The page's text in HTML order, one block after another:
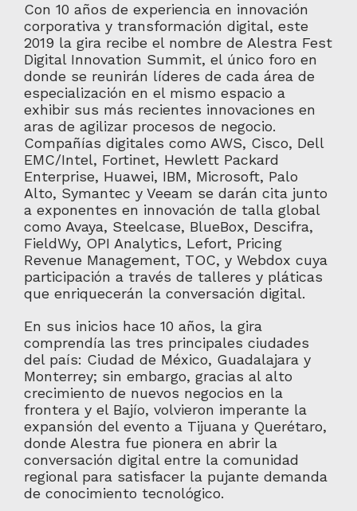
Con 10 años de experiencia en innovación
corporativa y transformación digital, este
2019 la gira recibe el nombre de Alestra Fest
Digital Innovation Summit, el único foro en
donde se reunirán líderes de cada área de
especialización en el mismo espacio a
exhibir sus más recientes innovaciones en
aras de agilizar procesos de negocio.
Compañías digitales como AWS, Cisco, Dell
EMC/Intel, Fortinet, Hewlett Packard
Enterprise, Huawei, IBM, Microsoft, Palo
Alto, Symantec y Veeam se darán cita junto
a exponentes en innovación de talla global
como Avaya, Steelcase, BlueBox, Descifra,
FieldWy, OPI Analytics, Lefort, Pricing
Revenue Management, TOC, y Webdox cuya
participación a través de talleres y pláticas
que enriquecerán la conversación digital.
En sus inicios hace 10 años, la gira
comprendía las tres principales ciudades
del país: Ciudad de México, Guadalajara y
Monterrey; sin embargo, gracias al alto
crecimiento de nuevos negocios en la
frontera y el Bajío, volvieron imperante la
expansión del evento a Tijuana y Querétaro,
donde Alestra fue pionera en abrir la
conversación digital entre la comunidad
regional para satisfacer la pujante demanda
de conocimiento tecnológico.